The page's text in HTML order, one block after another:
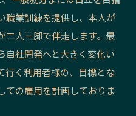
山梨エリア
岐阜エリア
愛知エリア
滋賀エリア
職業訓練を提供し、本人が
二人三脚で伴走します。最
自社開発へと大きく変化い
行く利用者様の、目標とな
ての雇用を計画しておりま